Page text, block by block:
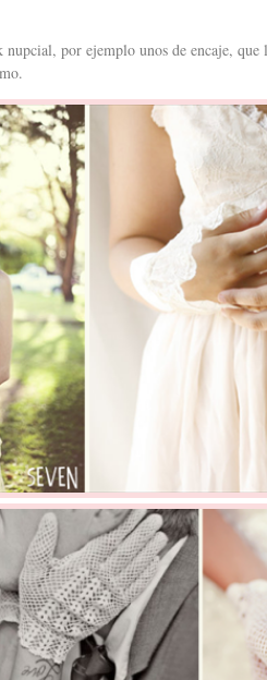
nupcial, por ejemplo unos de encaje,